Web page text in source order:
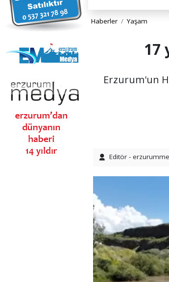
Haberler Yaşam
17
Erzurum'un
Editör -